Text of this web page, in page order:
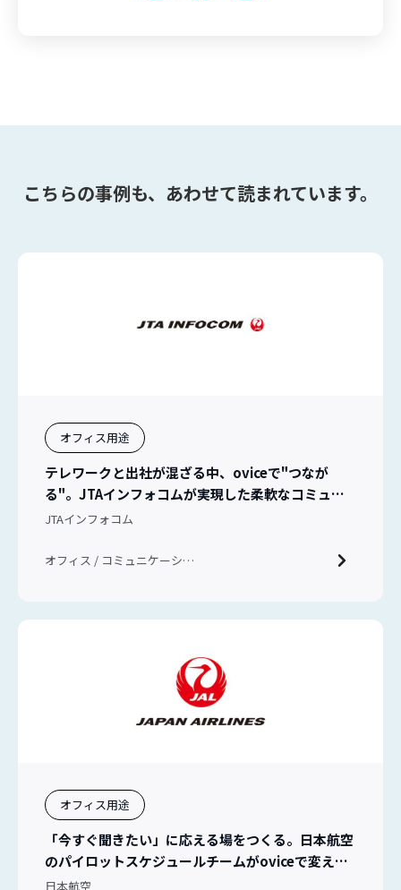
こちらの事例も、あわせて読まれています。
オフィス用途
テレワークと出社が混ざる中、oviceで"つなが
る"。JTAインフォコムが実現した柔軟なコミュニ
ケーション
JTAインフォコム
オフィス / コミュニケーショ
オフィス用途
「今すぐ聞きたい」に応える場をつくる。日本航空
のパイロットスケジュールチームがoviceで変えた
チームコミュニケーション
日本航空